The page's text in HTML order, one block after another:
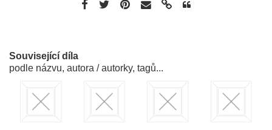
Související díla
podle názvu, autora / autorky, tagů...